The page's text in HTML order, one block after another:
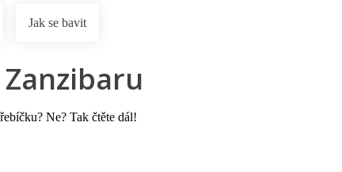
Jak se bavit
Ne? Tak čtěte dál!